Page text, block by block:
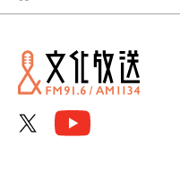
2026年05月
2026年04月